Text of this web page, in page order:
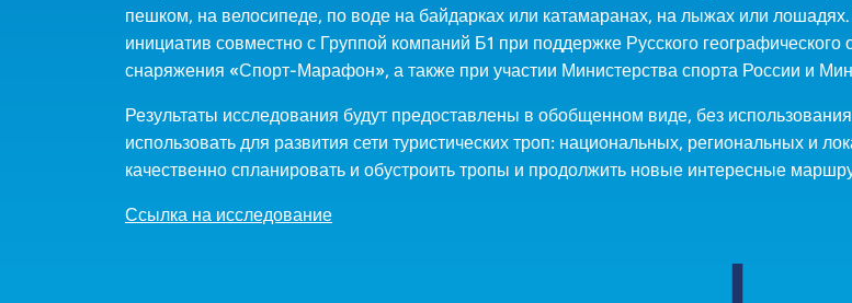
пешком, на велосипеде, по воде на байдарках или катамаранах, на лыжах или
инициатив совместно с Группой компаний Б1 при поддержке Русского
снаряжения «Спорт-Марафон», а также при участии Министерства спорта России и
Результаты исследования будут предоставлены в обобщенном виде, без
использовать для развития сети туристических троп: национальных, региональных и
качественно спланировать и обустроить тропы и продолжить новые интересные
Ссылка на исследование